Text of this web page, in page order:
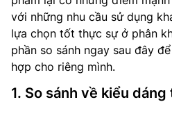
với những nhu cầu sử dụng
lựa chọn tốt thực sự ở phân
phần so sánh ngay sau đây
hợp cho riêng mình.
1. So sánh về kiểu